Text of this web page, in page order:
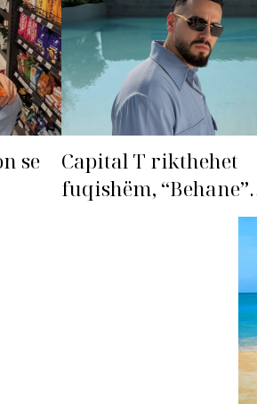
se
Capital T rikthehet
fuqishëm, “Behane”
premton të bëhet